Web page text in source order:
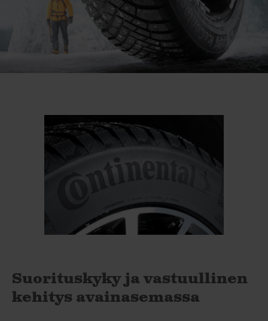
Suorituskyky ja vastuullinen
kehitys avainasemassa